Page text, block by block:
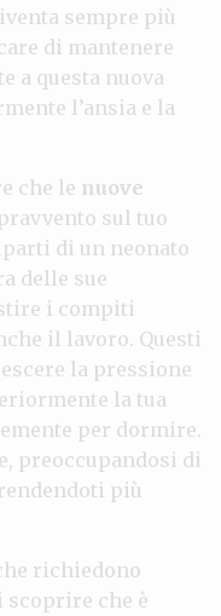
sempre più
di mantenere
a questa nuova
l’ansia e la
che le nuove
sul tuo
di un neonato
delle sue
i compiti
il lavoro. Questi
la pressione
la tua
per dormire.
preoccupandosi di
più
richiedono
scoprire che è